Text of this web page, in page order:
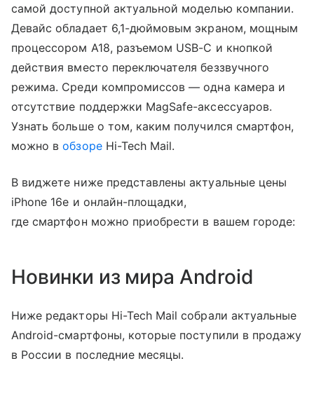
самой доступной актуальной моделью компании.
Девайс обладает 6,1-дюймовым экраном, мощным
процессором A18, разъемом USB-C и кнопкой
действия вместо переключателя беззвучного
режима. Среди компромиссов — одна камера и
отсутствие поддержки MagSafe-аксессуаров.
Узнать больше о том, каким получился смартфон,
можно вобзореHi-Tech Mail.
В виджете ниже представлены актуальные цены
iPhone 16e и онлайн-площадки,
где смартфон можно приобрести в вашем городе:
Новинки из мира Android
Ниже редакторы Hi-Tech Mail собрали актуальные
Android-смартфоны, которые поступили в продажу
в России в последние месяцы.